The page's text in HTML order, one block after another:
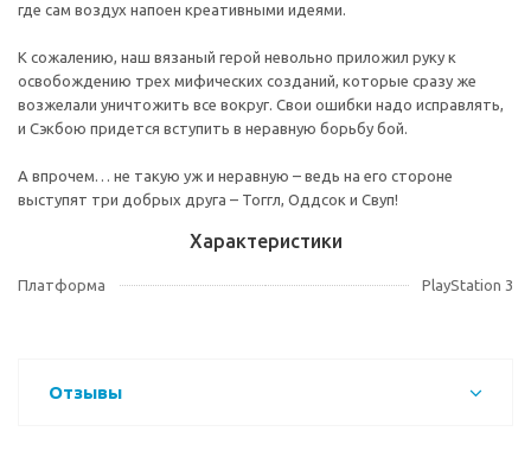
где сам воздух напоен креативными идеями.
К сожалению, наш вязаный герой невольно приложил руку к
освобождению трех мифических созданий, которые сразу же
возжелали уничтожить все вокруг. Свои ошибки надо исправлять,
и Сэкбою придется вступить в неравную борьбу бой.
А впрочем… не такую уж и неравную – ведь на его стороне
выступят три добрых друга – Тоггл, Оддсок и Свуп!
Характеристики
Платформа PlayStation 3
Отзывы